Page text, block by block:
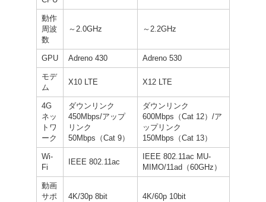
動作
周波
数
～2.0GHz ～2.2GHz
GPU Adreno 430 Adreno 530
モデ
ム
X10 LTE X12 LTE
4G
ネッ
トワ
ーク
ダウンリンク
450Mbps/アップ
リンク
50Mbps（Cat 9）
ダウンリンク
600Mbps（Cat 12）/ア
ップリンク
150Mbps（Cat 13）
Wi-
Fi
IEEE 802.11ac
IEEE 802.11ac MU-
MIMO/11ad（60GHz）
動画
サポ
4K/30p 8bit 4K/60p 10bit